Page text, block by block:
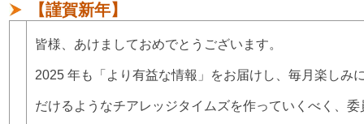
【謹賀新年】
皆様、あけましておめでとうございます。
2025 年も「より有益な情報」をお届けし、毎月楽しみ
だけるようなチアレッジタイムズを作っていくべく、委